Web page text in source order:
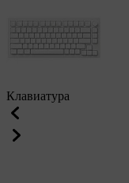
Клавиатура